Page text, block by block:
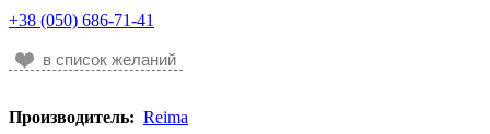
+38 (050) 686-71-41
в список желаний
Производитель: Reima